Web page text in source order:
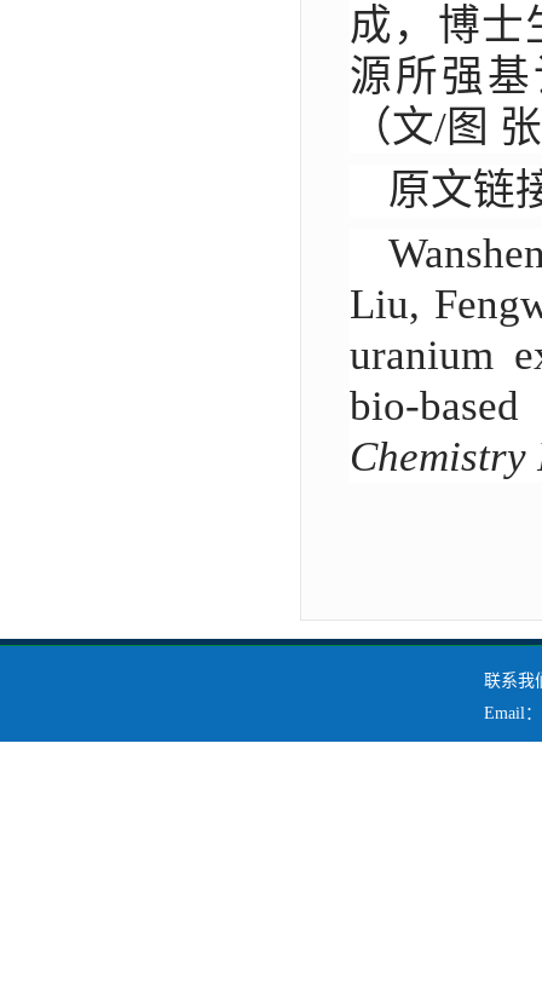
成，博士
源所强
（文/图
原文链
Liu,
uranium
bio-
Chemistry
联系我
Email